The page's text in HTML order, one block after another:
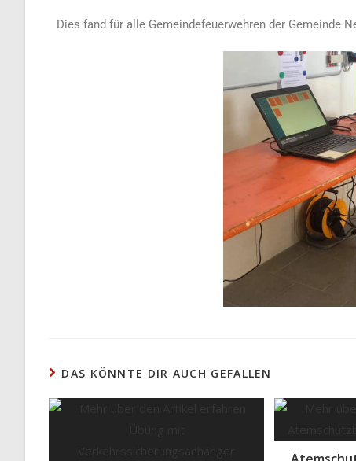
Dies fand für alle Gemeindefeuerwehren der Gemeinde
DAS KÖNNTE DIR AUCH GEFALLEN